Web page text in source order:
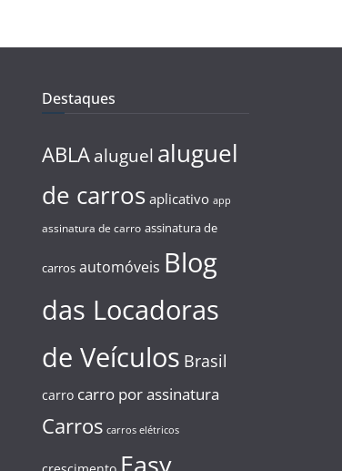
Destaques
ABLA aluguel aluguel
de carros aplicativo app
assinatura de carro assinatura de
carros automóveis Blog
das Locadoras
de Veículos Brasil
carro carro por assinatura
Carros carros elétricos